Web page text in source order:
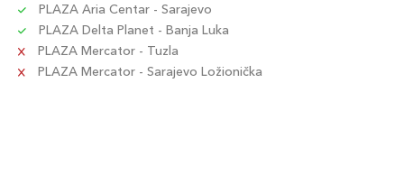
PLAZA Aria Centar - Sarajevo
PLAZA Delta Planet - Banja Luka
PLAZA Mercator - Tuzla
PLAZA Mercator - Sarajevo Ložionička